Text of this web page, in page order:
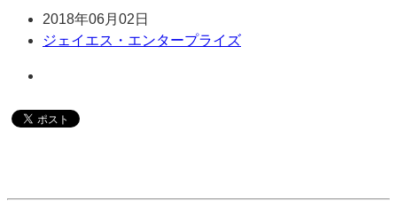
2018年06月02日
ジェイエス・エンタープライズ